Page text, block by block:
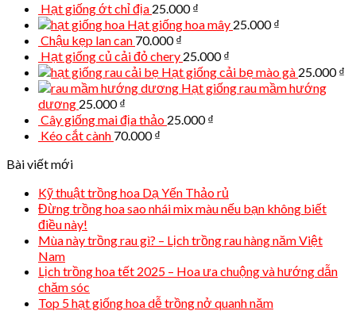
Hạt giống ớt chỉ địa 25.000₫
Hạt giống hoa mây 25.000₫
Chậu kẹp lan can 70.000₫
Hạt giống củ cải đỏ chery 25.000₫
Hạt giống cải bẹ mào gà 25.000₫
Hạt giống rau mầm hướng
dương 25.000₫
Cây giống mai địa thảo 25.000₫
Kéo cắt cành 70.000₫
Bài viết mới
Kỹ thuật trồng hoa Dạ Yến Thảo rủ
Đừng trồng hoa sao nhái mix màu nếu bạn không biết
điều này!
Mùa này trồng rau gì? – Lịch trồng rau hàng năm Việt
Nam
Lịch trồng hoa tết 2025 – Hoa ưa chuộng và hướng dẫn
chăm sóc
Top 5 hạt giống hoa dễ trồng nở quanh năm